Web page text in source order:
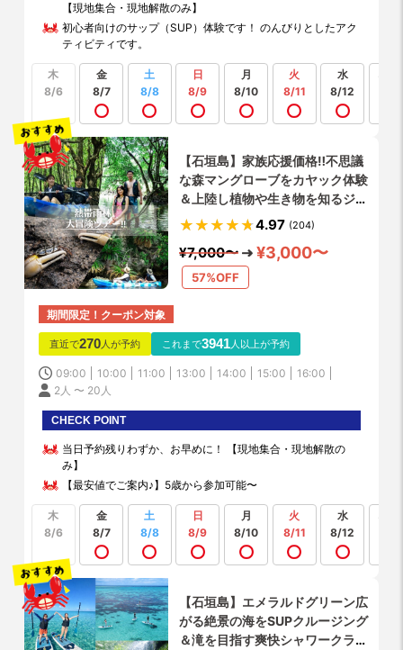
【現地集合・現地解散のみ】
初心者向けのサップ（SUP）体験です！ のんびりとしたアク
ティビティです。
木
8/6
金
8/7
土
8/8
日
8/9
月
8/10
火
8/11
水
8/12
【石垣島】家族応援価格‼️不思議
な森マングローブをカヤック体験
＆上陸し植物や生き物を知るジャ
ングル大冒険ツアー✨当日予約
無料❗️シャワー更衣室完備❗️
4.97 (204)
¥7,000〜 ¥3,000〜
57%OFF
期間限定！クーポン対象
直近で270人が予約 これまで3941 人以上が予約
09:00 10:00 11:00 13:00 14:00 15:00
16:00
2人 〜 20人
CHECK POINT
当日予約残りわずか、お早めに！ 【現地集合・現地解散の
み】
【最安値でご案内♪】5歳から参加可能〜
木
8/6
金
8/7
土
8/8
日
8/9
月
8/10
火
8/11
水
8/12
【石垣島】エメラルドグリーン広
がる絶景の海をSUPクルージング
＆滝を目指す爽快シャワークライ